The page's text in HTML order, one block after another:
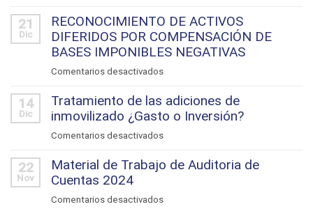
Complementarias
y
Rectificativas
de
Fusión
21
Dic
RECONOCIMIENTO DE ACTIVOS
DIFERIDOS POR COMPENSACIÓN DE
BASES IMPONIBLES NEGATIVAS
Comentarios desactivadosen
DE
ACTIVOS
COMPENSACIÓN
IMPONIBLES
14
Dic
Tratamiento de las adiciones de
inmovilizado ¿Gasto o Inversión?
Comentarios desactivadosen
de
22
Nov
Material de Trabajo de Auditoria de
Cuentas 2024
Comentarios desactivadosen